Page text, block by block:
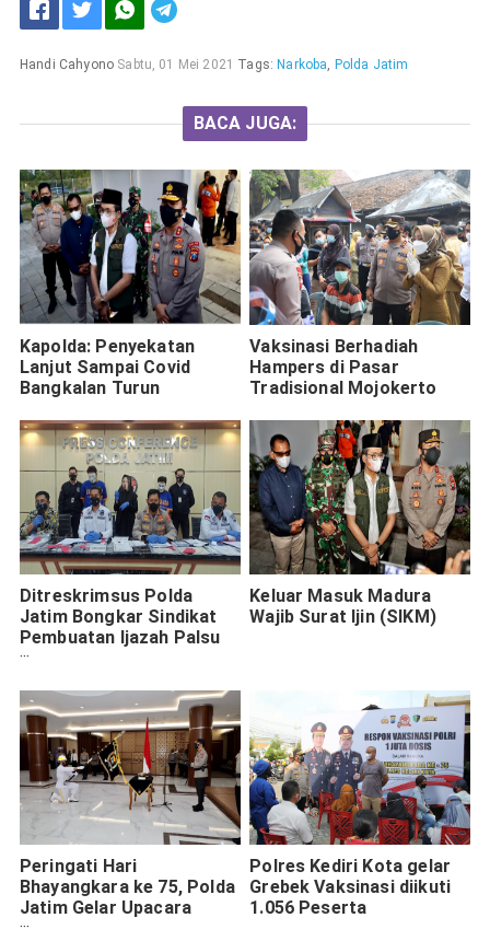
Handi Cahyono Sabtu, 01 Mei 2021 Tags: Narkoba, Polda Jatim
BACA JUGA:
Kapolda: Penyekatan
Lanjut Sampai Covid
Bangkalan Turun
Vaksinasi Berhadiah
Hampers di Pasar
Tradisional Mojokerto
Ditreskrimsus Polda
Jatim Bongkar Sindikat
Pembuatan Ijazah Palsu
Illegal
Keluar Masuk Madura
Wajib Surat Ijin (SIKM)
Peringati Hari
Bhayangkara ke 75, Polda
Jatim Gelar Upacara
Pencucian Pataka
Polres Kediri Kota gelar
Grebek Vaksinasi diikuti
1.056 Peserta